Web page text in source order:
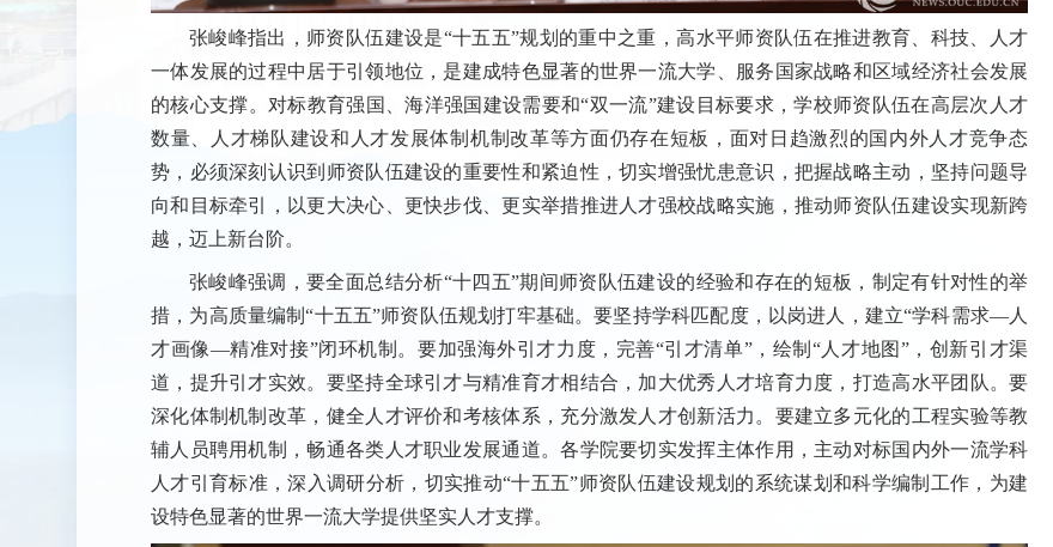
张峻峰指出，师资队伍建设是“十五五”规划的重中之重，高水平师资队伍在推进教育、科技、人才
一体发展的过程中居于引领地位，是建成特色显著的世界一流大学、服务国家战略和区域经济社会发展
的核心支撑。对标教育强国、海洋强国建设需要和“双一流”建设目标要求，学校师资队伍在高层次人才
数量、人才梯队建设和人才发展体制机制改革等方面仍存在短板，面对日趋激烈的国内外人才竞争态
势，必须深刻认识到师资队伍建设的重要性和紧迫性，切实增强忧患意识，把握战略主动，坚持问题导
向和目标牵引，以更大决心、更快步伐、更实举措推进人才强校战略实施，推动师资队伍建设实现新跨
越，迈上新台阶。
张峻峰强调，要全面总结分析“十四五”期间师资队伍建设的经验和存在的短板，制定有针对性的举
措，为高质量编制“十五五”师资队伍规划打牢基础。要坚持学科匹配度，以岗进人，建立“学科需求—人
才画像—精准对接”闭环机制。要加强海外引才力度，完善“引才清单”，绘制“人才地图”，创新引才渠
道，提升引才实效。要坚持全球引才与精准育才相结合，加大优秀人才培育力度，打造高水平团队。要
深化体制机制改革，健全人才评价和考核体系，充分激发人才创新活力。要建立多元化的工程实验等教
辅人员聘用机制，畅通各类人才职业发展通道。各学院要切实发挥主体作用，主动对标国内外一流学科
人才引育标准，深入调研分析，切实推动“十五五”师资队伍建设规划的系统谋划和科学编制工作，为建
设特色显著的世界一流大学提供坚实人才支撑。